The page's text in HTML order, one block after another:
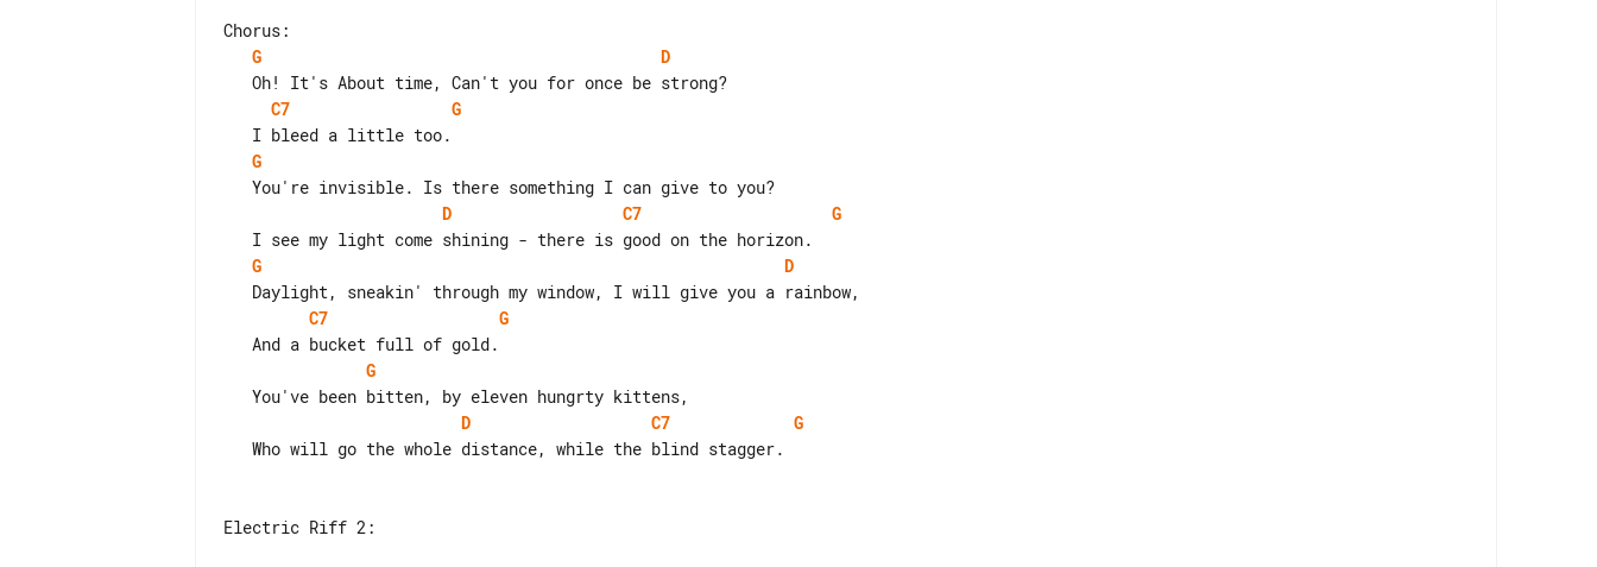
G
D
C7
G
G
D
C7
G
G
D
C7
G
G
D
C7
G
Electric Riff 2: